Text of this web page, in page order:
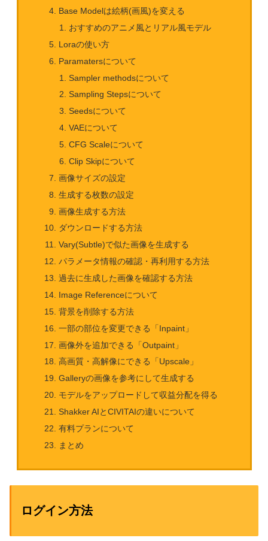
Base Modelは絵柄(画風)を変える
おすすめのアニメ風とリアル風モデル
Loraの使い方
Paramatersについて
Sampler methodsについて
Sampling Stepsについて
Seedsについて
VAEについて
CFG Scaleについて
Clip Skipについて
画像サイズの設定
生成する枚数の設定
画像生成する方法
ダウンロードする方法
Vary(Subtle)で似た画像を生成する
パラメータ情報の確認・再利用する方法
過去に生成した画像を確認する方法
Image Referenceについて
背景を削除する方法
一部の部位を変更できる「Inpaint」
画像外を追加できる「Outpaint」
高画質・高解像にできる「Upscale」
Galleryの画像を参考にして生成する
モデルをアップロードして収益分配を得る
Shakker AIとCIVITAIの違いについて
有料プランについて
まとめ
ログイン方法